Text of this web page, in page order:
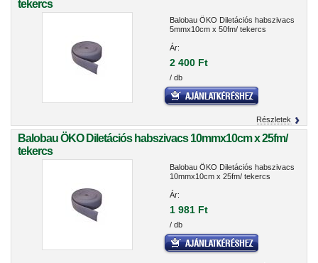
tekercs
Balobau ÖKO Diletációs habszivacs
5mmx10cm x 50fm/ tekercs
Ár:
2 400 Ft
/ db
Részletek
Balobau ÖKO Diletációs habszivacs 10mmx10cm x 25fm/
tekercs
Balobau ÖKO Diletációs habszivacs
10mmx10cm x 25fm/ tekercs
Ár:
1 981 Ft
/ db